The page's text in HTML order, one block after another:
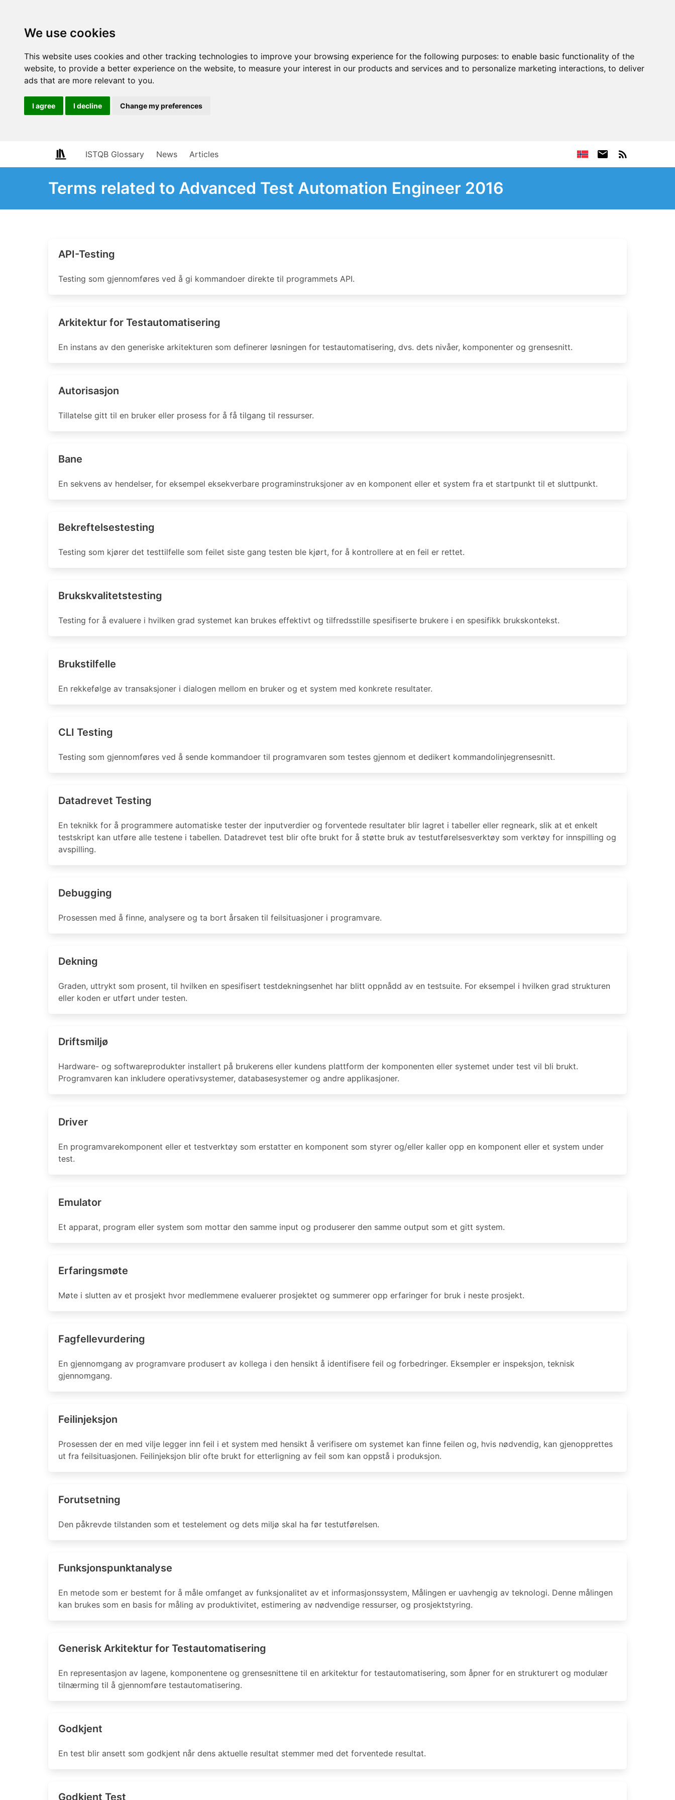
We use cookies
This website uses cookies and other tracking technologies to improve your browsing experience for the following purposes: to enable basic functionality of the
website, to provide a better experience on the website, to measure your interest in our products and services and to personalize marketing interactions, to deliver
ads that are more relevant to you.
I agree I decline Change my preferences
ISTQB Glossary News Articles
Terms related to Advanced Test Automation Engineer 2016
API-Testing
Testing som gjennomføres ved å gi kommandoer direkte til programmets API.
Arkitektur for Testautomatisering
En instans av den generiske arkitekturen som definerer løsningen for testautomatisering, dvs. dets nivåer, komponenter og grensesnitt.
Autorisasjon
Tillatelse gitt til en bruker eller prosess for å få tilgang til ressurser.
Bane
En sekvens av hendelser, for eksempel eksekverbare programinstruksjoner av en komponent eller et system fra et startpunkt til et sluttpunkt.
Bekreftelsestesting
Testing som kjører det testtilfelle som feilet siste gang testen ble kjørt, for å kontrollere at en feil er rettet.
Brukskvalitetstesting
Testing for å evaluere i hvilken grad systemet kan brukes effektivt og tilfredsstille spesifiserte brukere i en spesifikk brukskontekst.
Brukstilfelle
En rekkefølge av transaksjoner i dialogen mellom en bruker og et system med konkrete resultater.
CLI Testing
Testing som gjennomføres ved å sende kommandoer til programvaren som testes gjennom et dedikert kommandolinjegrensesnitt.
Datadrevet Testing
En teknikk for å programmere automatiske tester der inputverdier og forventede resultater blir lagret i tabeller eller regneark, slik at et enkelt
testskript kan utføre alle testene i tabellen. Datadrevet test blir ofte brukt for å støtte bruk av testutførelsesverktøy som verktøy for innspilling og
avspilling.
Debugging
Prosessen med å finne, analysere og ta bort årsaken til feilsituasjoner i programvare.
Dekning
Graden, uttrykt som prosent, til hvilken en spesifisert testdekningsenhet har blitt oppnådd av en testsuite. For eksempel i hvilken grad strukturen
eller koden er utført under testen.
Driftsmiljø
Hardware- og softwareprodukter installert på brukerens eller kundens plattform der komponenten eller systemet under test vil bli brukt.
Programvaren kan inkludere operativsystemer, databasesystemer og andre applikasjoner.
Driver
En programvarekomponent eller et testverktøy som erstatter en komponent som styrer og/eller kaller opp en komponent eller et system under
test.
Emulator
Et apparat, program eller system som mottar den samme input og produserer den samme output som et gitt system.
Erfaringsmøte
Møte i slutten av et prosjekt hvor medlemmene evaluerer prosjektet og summerer opp erfaringer for bruk i neste prosjekt.
Fagfellevurdering
En gjennomgang av programvare produsert av kollega i den hensikt å identifisere feil og forbedringer. Eksempler er inspeksjon, teknisk
gjennomgang.
Feilinjeksjon
Prosessen der en med vilje legger inn feil i et system med hensikt å verifisere om systemet kan finne feilen og, hvis nødvendig, kan gjenopprettes
ut fra feilsituasjonen. Feilinjeksjon blir ofte brukt for etterligning av feil som kan oppstå i produksjon.
Forutsetning
Den påkrevde tilstanden som et testelement og dets miljø skal ha før testutførelsen.
Funksjonspunktanalyse
En metode som er bestemt for å måle omfanget av funksjonalitet av et informasjonssystem, Målingen er uavhengig av teknologi. Denne målingen
kan brukes som en basis for måling av produktivitet, estimering av nødvendige ressurser, og prosjektstyring.
Generisk Arkitektur for Testautomatisering
En representasjon av lagene, komponentene og grensesnittene til en arkitektur for testautomatisering, som åpner for en strukturert og modulær
tilnærming til å gjennomføre testautomatisering.
Godkjent
En test blir ansett som godkjent når dens aktuelle resultat stemmer med det forventede resultat.
Godkjent Test